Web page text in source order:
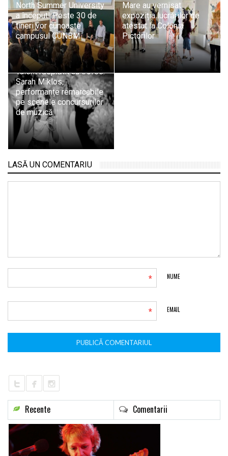
North Summer University
a început! Peste 30 de
tineri vor cunoaște
campusul CUNBM
Mare au vernisat
expoziția lucrărilor de
atestat la Colonia
Pictorilor
Talent răsplătit cu trofee:
Sarah Miklos,
performanțe remarcabile
pe scenele concursurilor
de muzică
LASĂ UN COMENTARIU
NUME
*
EMAIL
*
Recente Comentarii